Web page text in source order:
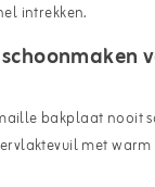
intrekken.
bakplaat nooit
met